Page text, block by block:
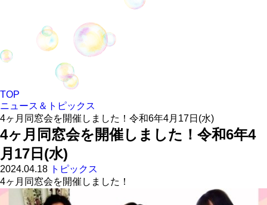
TOP
ニュース＆トピックス
4ヶ月同窓会を開催しました！令和6年4月17日(水)
4ヶ月同窓会を開催しました！令和6年4
月17日(水)
2024.04.18 トピックス
4ヶ月同窓会を開催しました！